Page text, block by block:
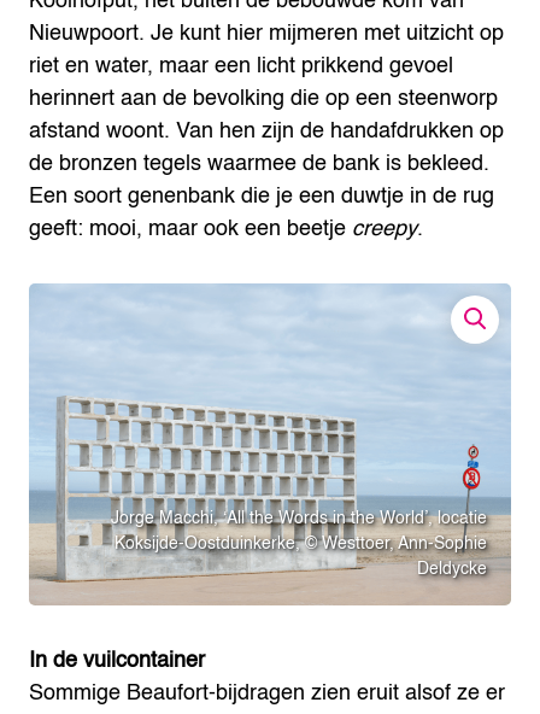
Nieuwpoort. Je kunt hier mijmeren met uitzicht op
riet en water, maar een licht prikkend gevoel
herinnert aan de bevolking die op een steenworp
afstand woont. Van hen zijn de handafdrukken op
de bronzen tegels waarmee de bank is bekleed.
Een soort genenbank die je een duwtje in de rug
geeft: mooi, maar ook een beetje creepy.
Jorge Macchi, ‘All the Words in the World’, locatie
Koksijde-Oostduinkerke, © Westtoer, Ann-Sophie
Deldycke
In de vuilcontainer
Sommige Beaufort-bijdragen zien eruit alsof ze er